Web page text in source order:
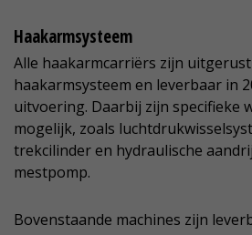
Haakarmsysteem
Alle haakarmcarriërs zijn
haakarmsysteem en leverbaar in
uitvoering. Daarbij zijn specifieke
mogelijk, zoals
trekcilinder en hydraulische
mestpomp.
Bovenstaande machines zijn